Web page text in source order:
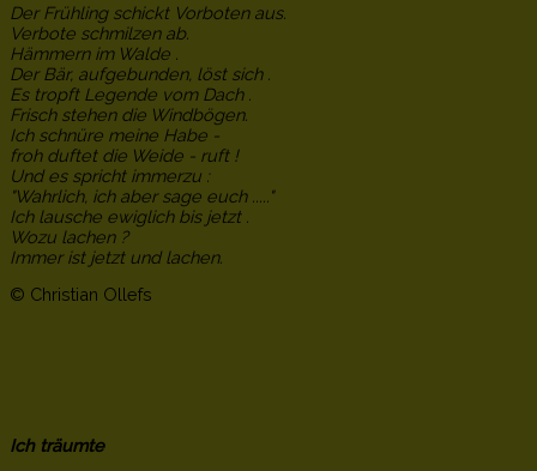
Der Frühling schickt Vorboten aus.
Verbote schmilzen ab.
Hämmern im Walde .
Der Bär, aufgebunden, löst sich .
Es tropft Legende vom Dach .
Frisch stehen die Windbögen.
Ich schnüre meine Habe -
froh duftet die Weide - ruft !
Und es spricht immerzu :
"Wahrlich, ich aber sage euch ....."
Ich lausche ewiglich bis jetzt .
Wozu lachen ?
Immer ist jetzt und lachen.
© Christian Ollefs
Ich träumte